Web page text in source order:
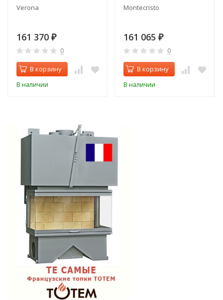
Verona
161 370 ₽
0
В корзину
В наличии
Montecristo
161 065 ₽
0
В корзину
В наличии